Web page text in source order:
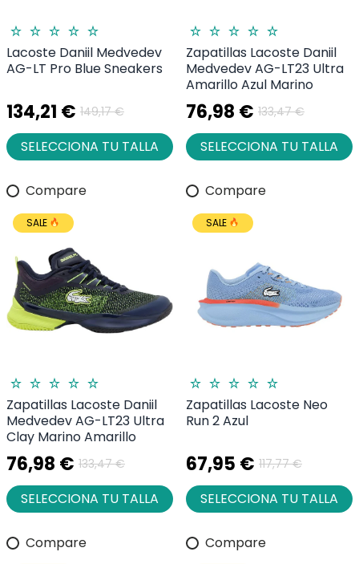
Lacoste Daniil Medvedev
AG-LT Pro Blue Sneakers
134,21 € 149,17 €
SELECCIONA TU TALLA
Zapatillas Lacoste Daniil
Medvedev AG-LT23 Ultra
Amarillo Azul Marino
76,98 € 133,47 €
SELECCIONA TU TALLA
Compare
SALE
Zapatillas Lacoste Daniil
Medvedev AG-LT23 Ultra
Clay Marino Amarillo
76,98 € 133,47 €
SELECCIONA TU TALLA
Compare
SALE
Zapatillas Lacoste Neo
Run 2 Azul
67,95 € 117,77 €
SELECCIONA TU TALLA
Compare Compare